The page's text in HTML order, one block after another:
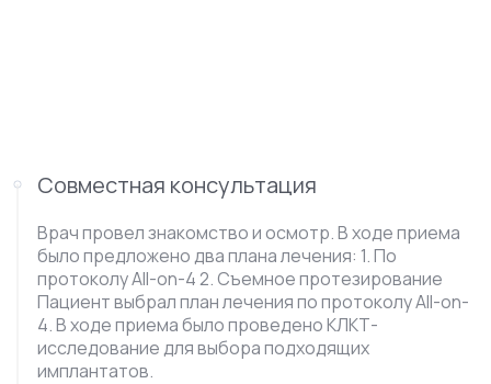
Совместная консультация
Врач провел знакомство и осмотр. В ходе приема
было предложено два плана лечения: 1. По
протоколу All-on-4 2. Съемное протезирование
Пациент выбрал план лечения по протоколу All-on-
4. В ходе приема было проведено КЛКТ-
исследование для выбора подходящих
имплантатов.